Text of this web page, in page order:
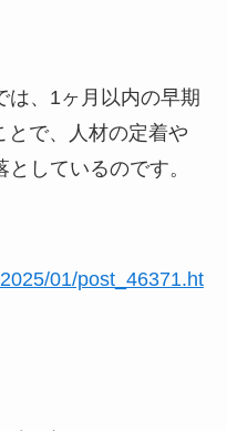
は、1ヶ月以内の早期
とで、人材の定着や
しているのです。
01/post_46371.ht